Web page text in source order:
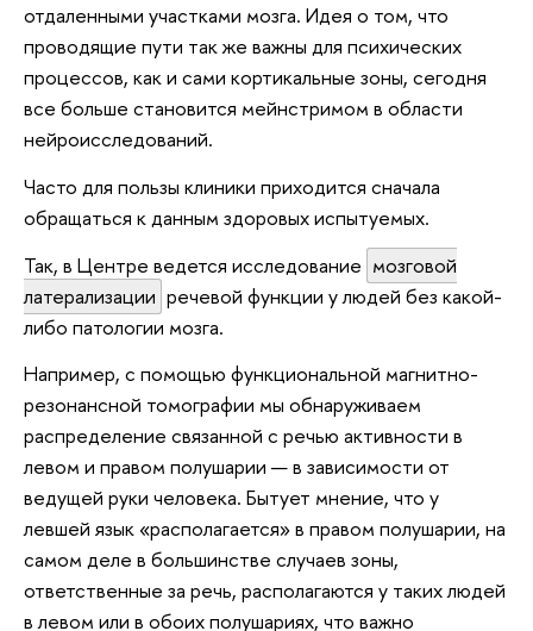
отдаленными участками мозга. Идея о том, что
проводящие пути так же важны для психических
процессов, как и сами кортикальные зоны, сегодня
все больше становится мейнстримом в области
нейроисследований.
Часто для пользы клиники приходится сначала
обращаться к данным здоровых испытуемых.
Так, в Центре ведется исследование мозговой
латерализации речевой функции у людей без какой-
либо патологии мозга.
Например, с помощью функциональной магнитно-
резонансной томографии мы обнаруживаем
распределение связанной с речью активности в
левом и правом полушарии — в зависимости от
ведущей руки человека. Бытует мнение, что у
левшей язык «располагается» в правом полушарии, на
самом деле в большинстве случаев зоны,
ответственные за речь, располагаются у таких людей
в левом или в обоих полушариях, что важно